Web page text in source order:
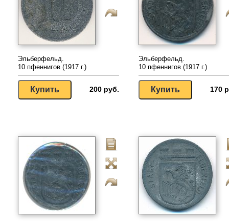
Эльберфельд.
10 пфеннигов (1917 г.)
200 руб.
Эльберфельд.
10 пфеннигов (1917 г.)
170